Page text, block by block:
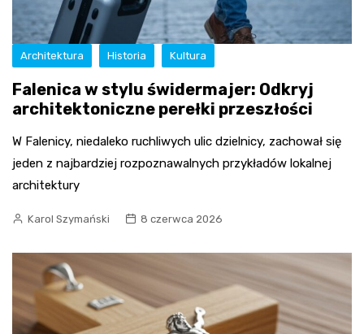
Architektura Historia Kultura
Falenica w stylu świdermajer: Odkryj
architektoniczne perełki przeszłości
W Falenicy, niedaleko ruchliwych ulic dzielnicy, zachował się
jeden z najbardziej rozpoznawalnych przykładów lokalnej
architektury
Karol Szymański 8 czerwca 2026